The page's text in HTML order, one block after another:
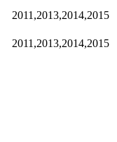
2011,2013,2014,2015
2011,2013,2014,2015